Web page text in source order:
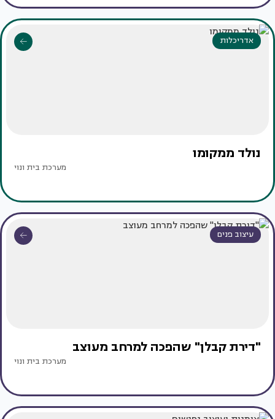
אדריכלות
נולד ממקומו
מערכת בית ונוי
עיצוב פנים
"דירת קבלן" שהפכה למרחב מעוצב
מערכת בית ונוי